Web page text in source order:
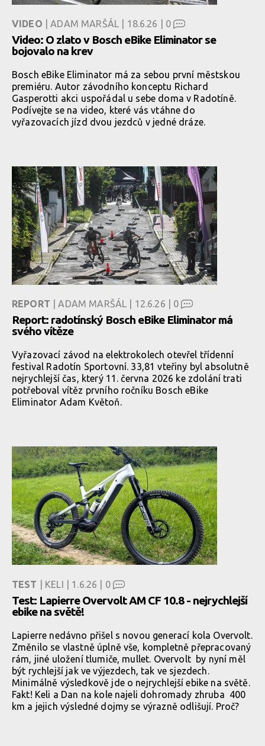
VIDEO | ADAM MARŠÁL | 18.6.26 | 0
Video: O zlato v Bosch eBike Eliminator se
bojovalo na krev
Bosch eBike Eliminator má za sebou první městskou
premiéru. Autor závodního konceptu Richard
Gasperotti akci uspořádal u sebe doma v Radotíně.
Podívejte se na video, které vás vtáhne do
vyřazovacích jízd dvou jezdců v jedné dráze.
REPORT | ADAM MARŠÁL | 12.6.26 | 0
Report: radotínský Bosch eBike Eliminator má
svého vítěze
Vyřazovací závod na elektrokolech otevřel třídenní
festival Radotín Sportovní. 33,81 vteřiny byl absolutně
nejrychlejší čas, který 11. června 2026 ke zdolání trati
potřeboval vítěz prvního ročníku Bosch eBike
Eliminator Adam Květoň.
TEST | KELI | 1.6.26 | 0
Test: Lapierre Overvolt AM CF 10.8 - nejrychlejší
ebike na světě!
Lapierre nedávno přišel s novou generací kola Overvolt.
Změnilo se vlastně úplně vše, kompletně přepracovaný
rám, jiné uložení tlumiče, mullet. Overvolt by nyní měl
být rychlejší jak ve výjezdech, tak ve sjezdech.
Minimálně výsledkově jde o nejrychlejší ebike na světě.
Fakt! Keli a Dan na kole najeli dohromady zhruba 400
km a jejich výsledné dojmy se výrazně odlišují. Proč?